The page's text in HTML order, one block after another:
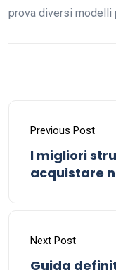
prova diversi modelli
Previous Post
I migliori
acquistare
Next Post
Guida